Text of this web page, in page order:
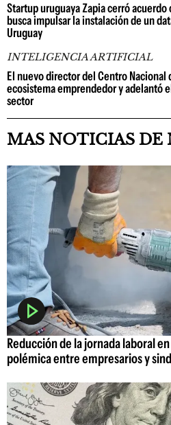
Startup uruguaya Zapia cerró
busca impulsar la instalación de un
Uruguay
INTELIGENCIA ARTIFICIAL
El nuevo director del Centro Nacional
ecosistema emprendedor y adelantó
sector
MAS NOTICIAS DE
Reducción de la jornada laboral
polémica entre empresarios y